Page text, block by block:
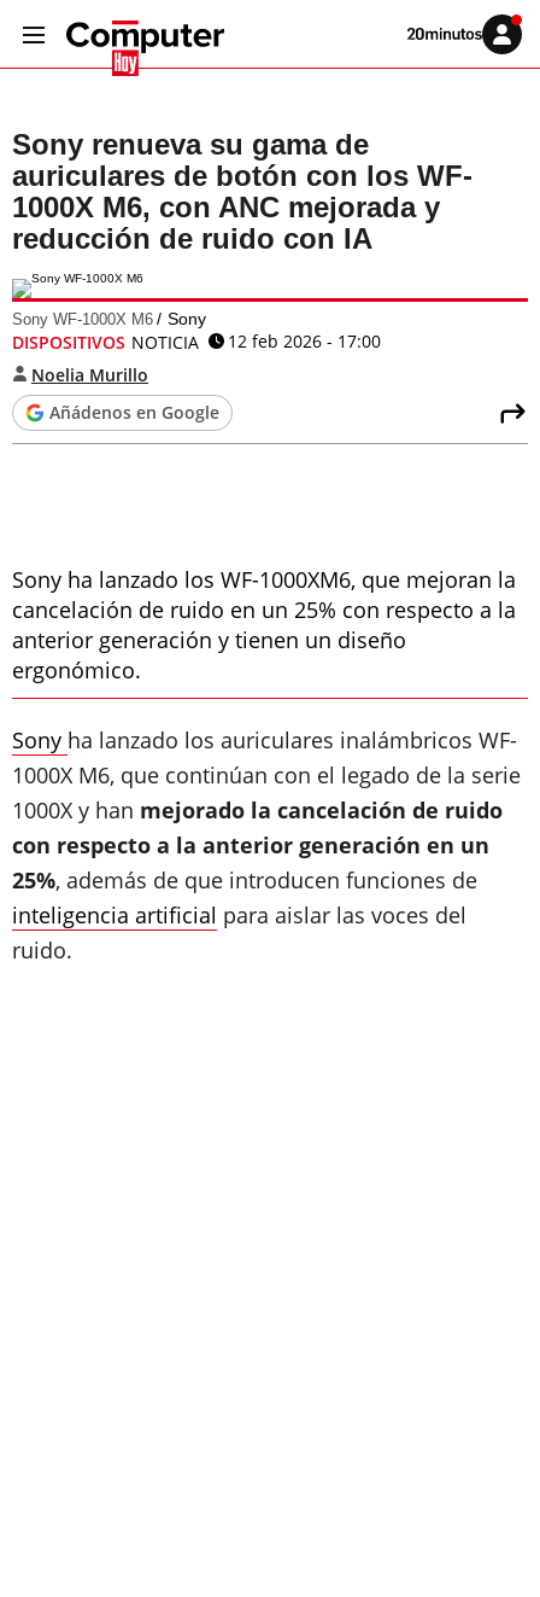
Volver
Iniciar
sesión
Sony renueva su gama de
auriculares de botón con los WF-
1000X M6, con ANC mejorada y
reducción de ruido con IA
Sony WF-1000X M6 Sony
DISPOSITIVOS NOTICIA
12 feb 2026 - 17:00
Noelia Murillo
Añádenos en Google
Sony ha lanzado los WF-1000XM6, que mejoran la
cancelación de ruido en un 25% con respecto a la
anterior generación y tienen un diseño
ergonómico.
Sony ha lanzado los auriculares inalámbricos WF-
1000X M6, que continúan con el legado de la serie
1000X y han mejorado la cancelación de ruido
con respecto a la anterior generación en un
25%, además de que introducen funciones de
inteligencia artificial para aislar las voces del
ruido.